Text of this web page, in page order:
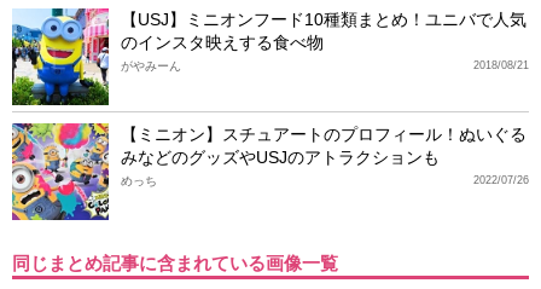
【USJ】ミニオンフード10種類まとめ！ユニバで人気
のインスタ映えする食べ物
2018/08/21
がやみーん
【ミニオン】スチュアートのプロフィール！ぬいぐる
みなどのグッズやUSJのアトラクションも
2022/07/26
めっち
同じまとめ記事に含まれている画像一覧